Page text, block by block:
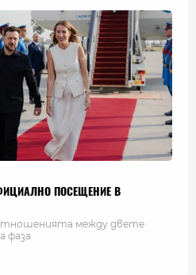
ПОСЕЩЕНИЕ В
между двете
фаза